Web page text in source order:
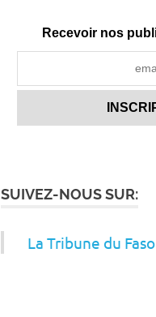
Recevoir nos
SUIVEZ-NOUS SUR:
La Tribune du Faso